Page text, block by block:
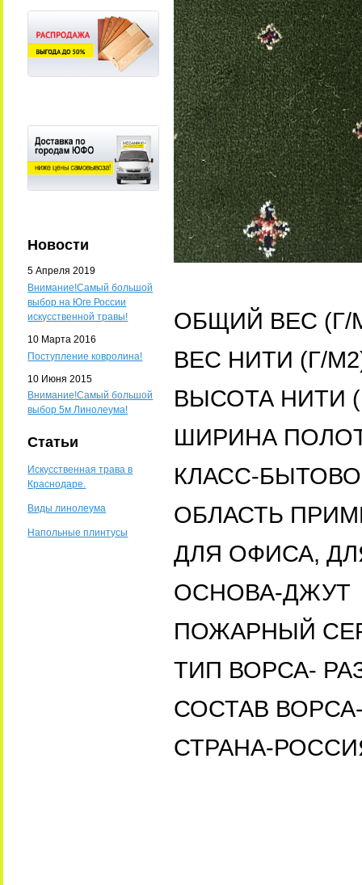
Новости
5 Апреля 2019
Внимание!Самый большой
выбор на Юге России
искусственной травы!
10 Марта 2016
Поступление ковролина!
10 Июня 2015
Внимание!Самый большой
выбор 5м Линолеума!
Статьи
Искусственная трава в
Краснодаре.
Виды линолеума
Напольные плинтусы
ОБЩИЙ ВЕС (Г/
ВЕС НИТИ (Г/
ВЫСОТА НИТИ
ШИРИНА
КЛАСС-
ОБЛАСТЬ
ДЛЯ ОФИСА,
ОСНОВА-ДЖУТ
ПОЖАРНЫЙ
ТИП ВОРСА-
СОСТАВ
СТРАНА-